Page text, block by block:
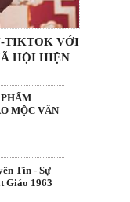
TIKTOK VỚI
HỘI HIỆN
PHẨM
MỘC VÂN
Tin - Sự
Giáo 1963